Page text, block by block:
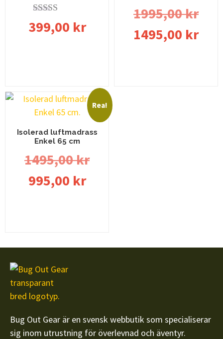
Betygsatt
5.00
399,00 kr
1995,00kr
1495,00 kr
Rea!
Isolerad luftmadrass
Enkel 65 cm
1495,00kr
995,00 kr
Bug Out Gear är en svensk webbutik som specialiserar
sig inom utrustning för överlevnad och äventyr.